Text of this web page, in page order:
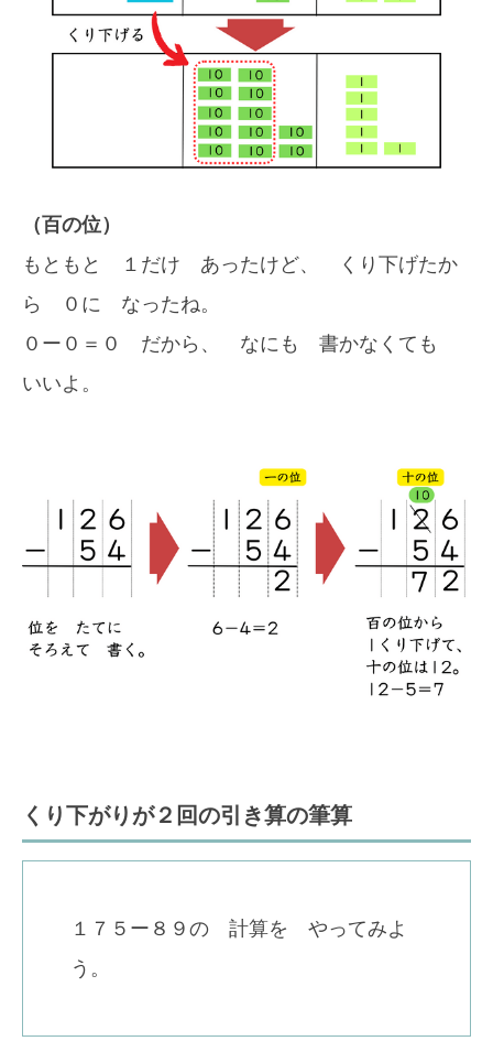
（百の位）
もともと １だけ あったけど、 くり下げたか
ら ０に なったね。
０ー０＝０ だから、 なにも 書かなくても
いいよ。
くり下がりが２回の引き算の筆算
１７５ー８９の 計算を やってみよ
う。